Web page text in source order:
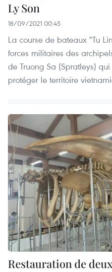
Ly Son
18/09/2021 00:45
La course de bateaux "Tu
forces militaires des
de Truong Sa (Spratleys)
protéger le territoire
Restauration de